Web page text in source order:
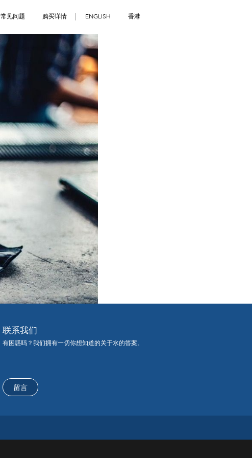
常见问题 购买详情 ENGLISH 香港
联系我们
有困惑吗？我们拥有一切你想知道的关于水的答案。
留言